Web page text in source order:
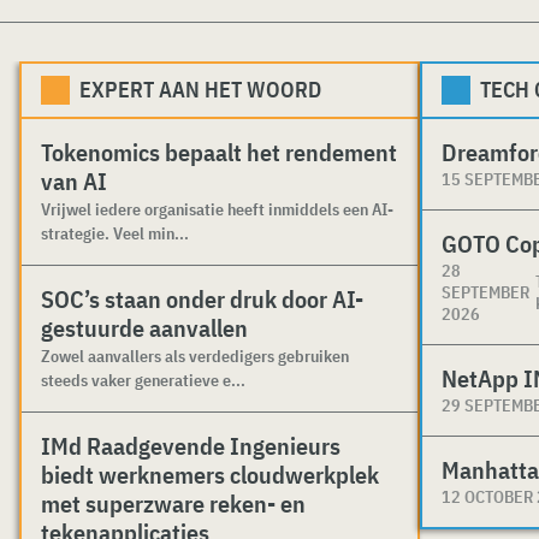
EXPERT AAN HET WOORD
Tokenomics bepaalt het rendement
van AI
Vrijwel iedere organisatie heeft inmiddels een AI-
strategie. Veel min...
SOC’s staan onder druk door AI-
gestuurde aanvallen
Zowel aanvallers als verdedigers gebruiken
steeds vaker generatieve e...
IMd Raadgevende Ingenieurs
biedt werknemers cloudwerkplek
met superzware reken- en
tekenapplicaties
TECH
15
GOTO
28
SEPTEMBER
2026
NetApp
29
12